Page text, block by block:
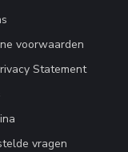
voorwaarden
Statement
vragen